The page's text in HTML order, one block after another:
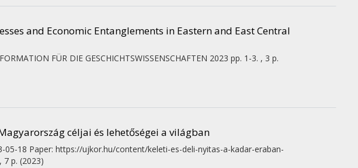
and Economic Entanglements in Eastern and East Central
FÜR DIE GESCHICHTSWISSENSCHAFTEN 2023 pp. 1-3. , 3 p.
céljai és lehetőségei a világban
05-18 Paper: https://ujkor.hu/content/keleti-es-deli-nyitas-a-kadar-eraban-
7 p. (2023)